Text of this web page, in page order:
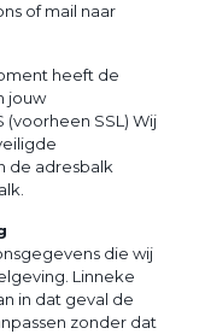
of mail naar
heeft de
jouw
SSL) Wij
de adresbalk
die wij
Linneke
in dat geval de
zonder dat